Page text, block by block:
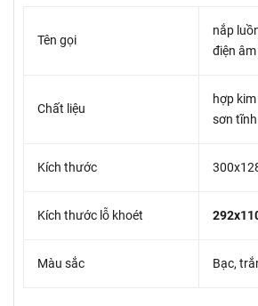
Tên gọi
nắp
điện
Chất liệu
hợp
sơn
Kích thước
Kích thước lỗ khoét
Màu sắc Bạc,